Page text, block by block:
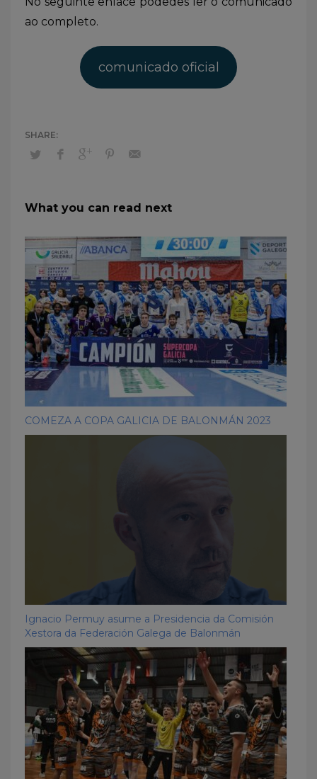
ao completo.
comunicado oficial
What you can read next
COMEZA A COPA GALICIA DE BALONMÁN 2023
Ignacio Permuy asume a Presidencia da Comisión
Xestora da Federación Galega de Balonmán